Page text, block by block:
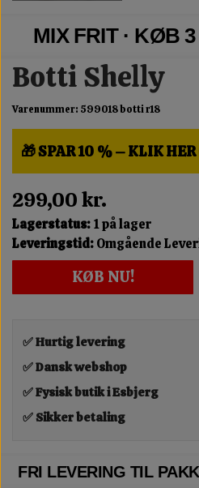
MIX FRIT · KØB
Botti Shelly
Varenummer: 599018 botti r18
🎁 SPAR 10 % – KLIK
299,00 kr.
Lagerstatus:1 på lager
Leveringstid:Omgående
KØB NU!
✅ Hurtig levering
✅ Dansk webshop
✅ Fysisk butik i Esbjerg
✅ Sikker betaling
FRI LEVERING TIL